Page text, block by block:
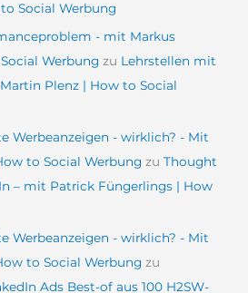
Social Werbung
- mit Markus
Werbung zu Lehrstellen mit
Plenz | How to Social
Werbeanzeigen - wirklich? - Mit
to Social Werbung zuThought
– mit Patrick Füngerlings | How
Werbeanzeigen - wirklich? - Mit
to Social Werbung zu
Ads Best-of aus 100 H2SW-